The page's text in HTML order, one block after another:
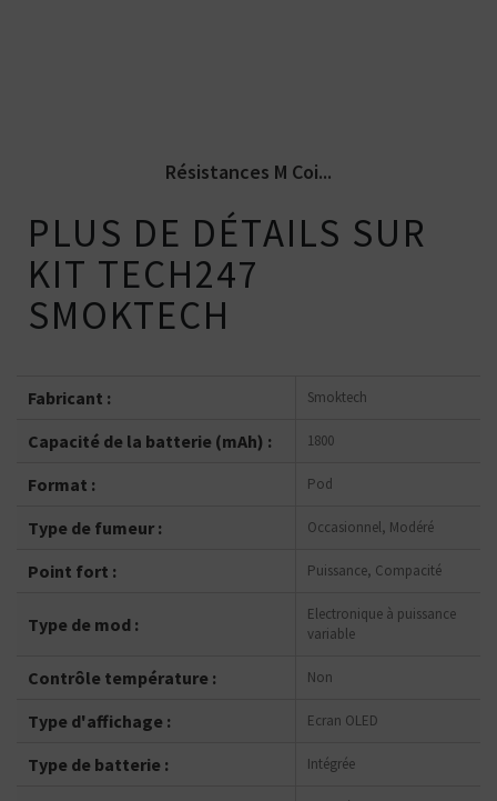
Résistances M Coi...
PLUS DE DÉTAILS SUR
KIT TECH247
SMOKTECH
Fabricant : Smoktech
Capacité de la batterie (mAh) : 1800
Format : Pod
Type de fumeur : Occasionnel, Modéré
Point fort : Puissance, Compacité
Type de mod :
Electronique à puissance
variable
Contrôle température : Non
Type d'affichage : Ecran OLED
Type de batterie : Intégrée